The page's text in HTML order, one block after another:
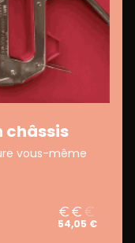
châssis
vous-même
54,05 €